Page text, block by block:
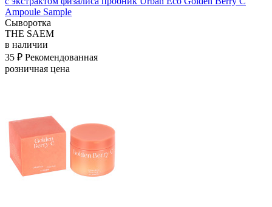
Ampoule Sample
Сыворотка
THE SAEM
в наличии
35 ₽ Рекомендованная
розничная цена